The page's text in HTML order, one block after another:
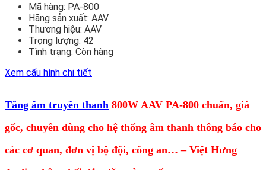
Mã hàng: PA-800
Hãng sản xuất: AAV
Thương hiệu: AAV
Trọng lượng: 42
Tình trạng: Còn hàng
Xem cấu hình chi tiết
Tăng âm truyền thanh 800W AAV PA-800 chuẩn, giá
gốc, chuyên dùng cho hệ thống âm thanh thông báo cho
các cơ quan, đơn vị bộ đội, công an… – Việt Hưng